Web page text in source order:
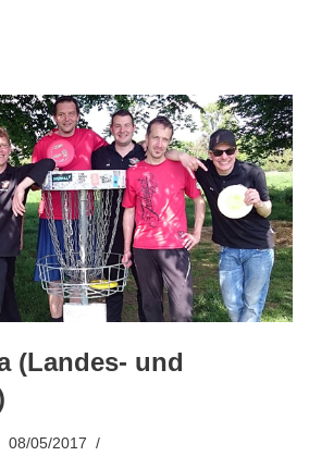
(Landes- und
08/05/2017